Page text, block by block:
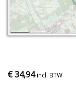
€34,94 incl. BTW